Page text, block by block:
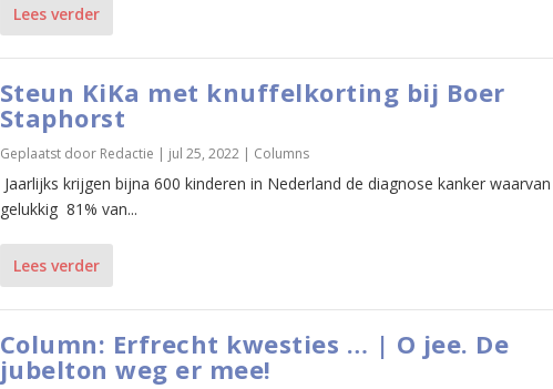
Lees verder
Steun KiKa met knuffelkorting bij Boer
Staphorst
Geplaatst door Redactie | jul 25, 2022| Columns
Jaarlijks krijgen bijna 600 kinderen in Nederland de diagnose kanker waarvan
gelukkig 81% van...
Lees verder
Column: Erfrecht kwesties … | O jee. De
jubelton weg er mee!